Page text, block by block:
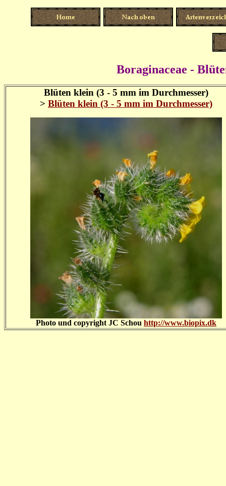
Boraginaceae -
Blüten klein (3 - 5 mm im Durchmesser)
> Blüten klein (3 - 5 mm im Durchmesser)
Photo und copyright JC Schou http://www.biopix.dk